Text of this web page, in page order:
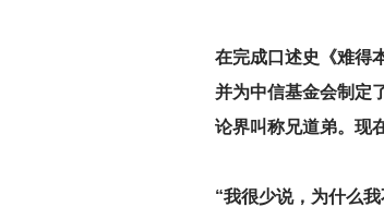
在完成口述史《难得
并为中信基金会制定
论界叫称兄道弟。现
“我很少说，为什么